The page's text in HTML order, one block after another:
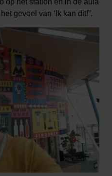
op het station en in de aula
gevoel van ‘Ik kan dit!”.